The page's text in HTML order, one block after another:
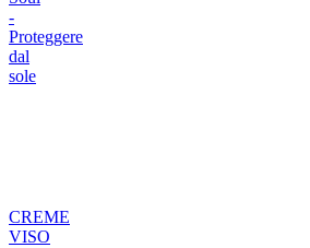
-
Proteggere
dal
sole
CREME
VISO